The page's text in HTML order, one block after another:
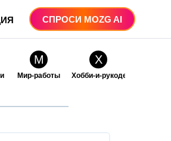
СПРОСИ MOZG AI
М
Мир-работы
Х
Хобби-и-рукоделие